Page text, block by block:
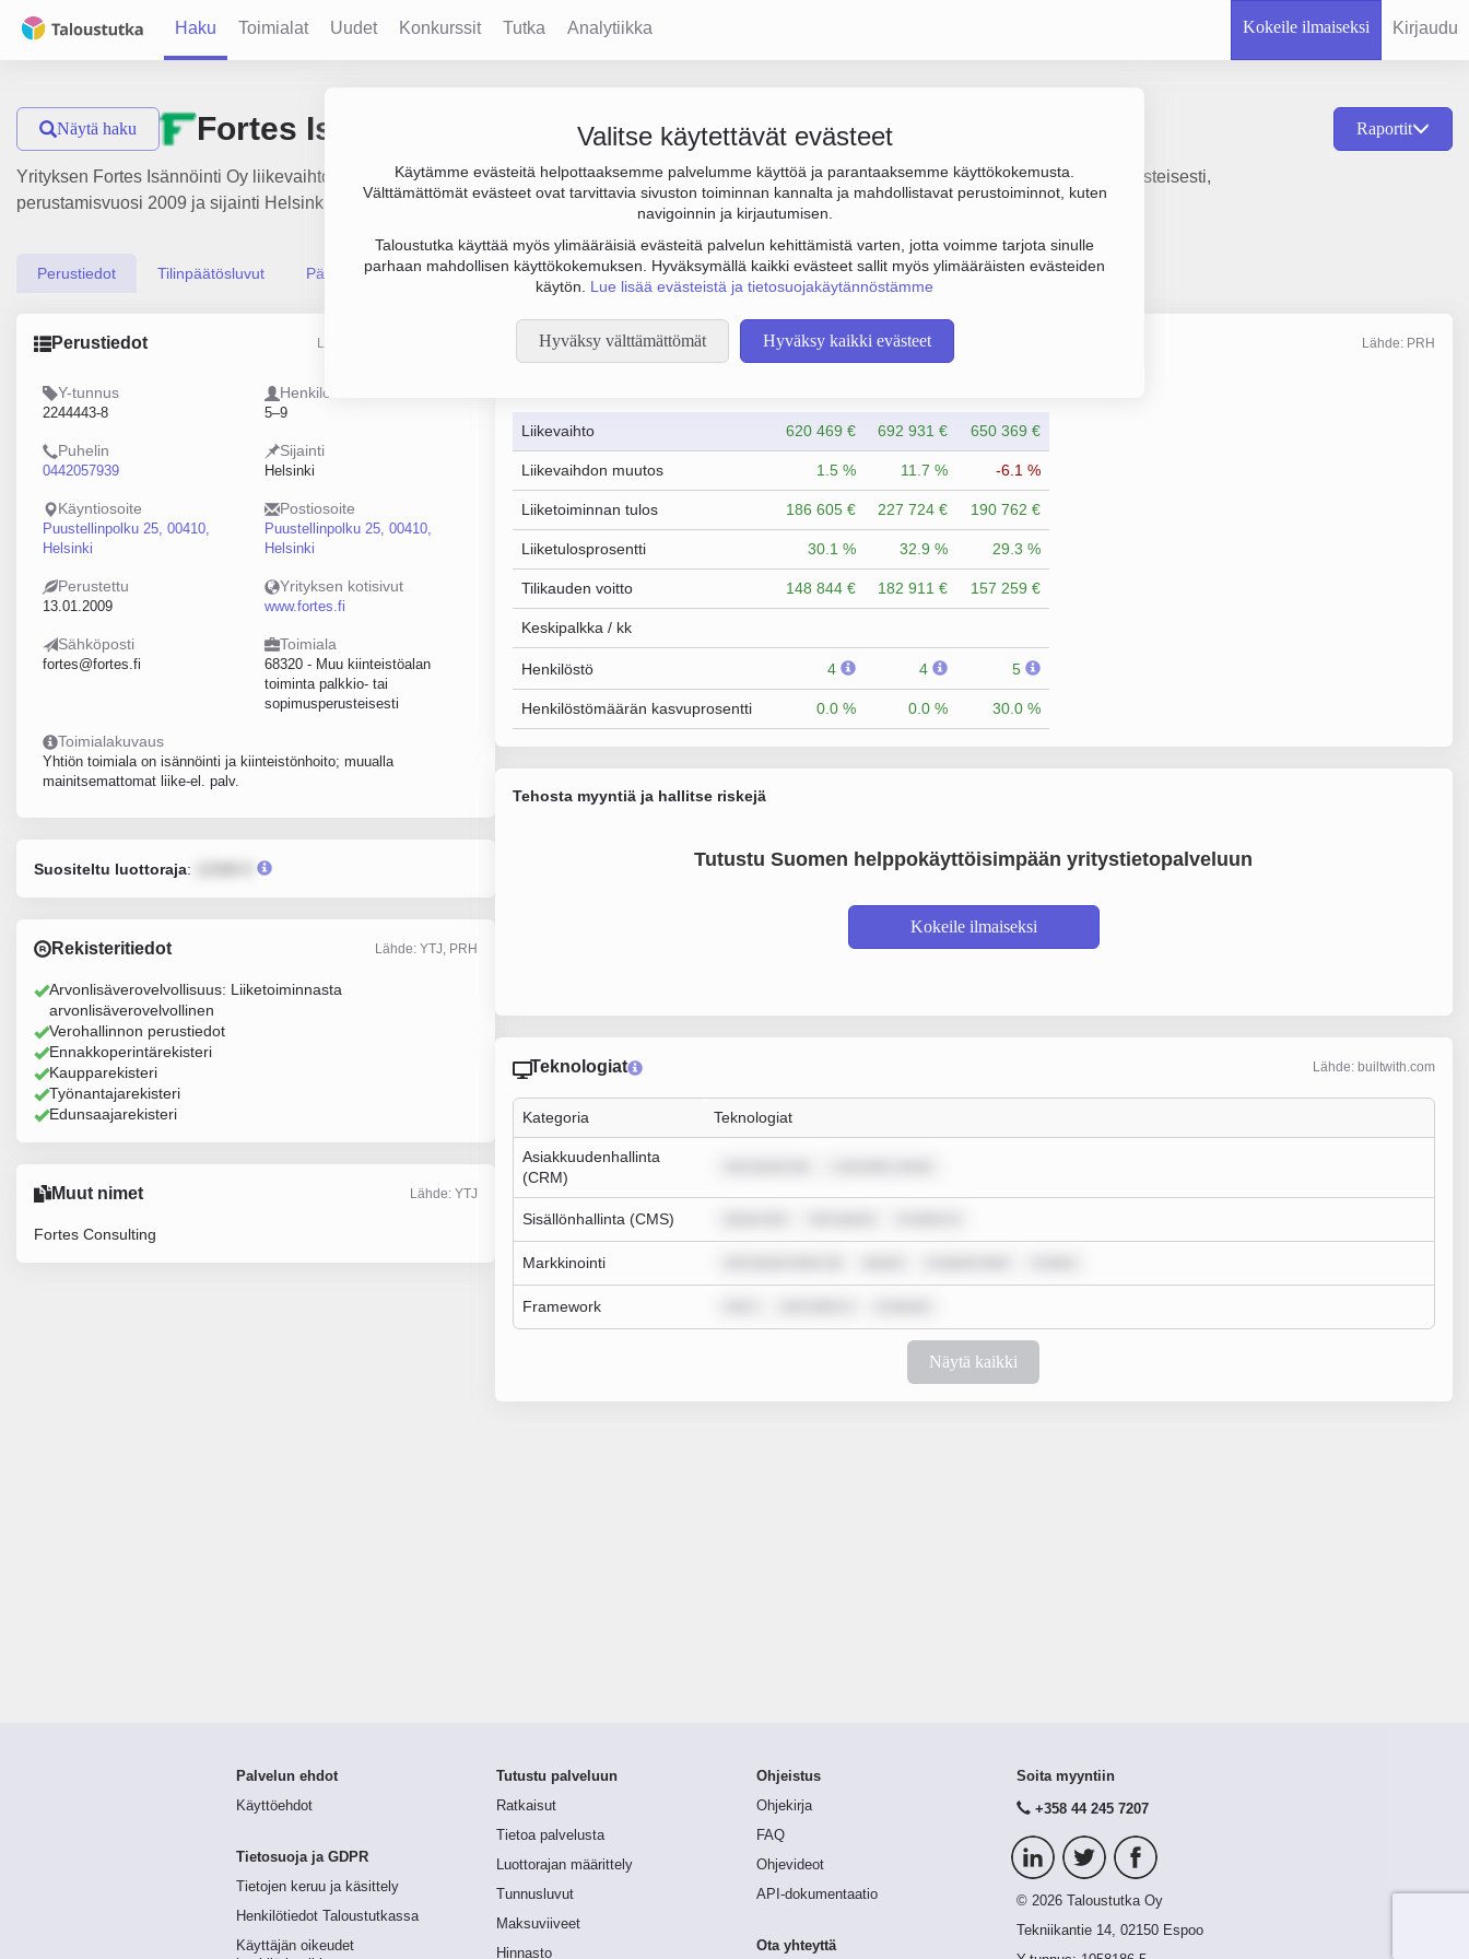
Haku Toimialat Uudet Konkurssit Tutka Analytiikka Kokeile ilmaiseksi Kirjaudu
Valitse käytettävät evästeet
Käytämme evästeitä helpottaaksemme palvelumme käyttöä ja parantaaksemme käyttökokemusta.
Välttämättömät evästeet ovat tarvittavia sivuston toiminnan kannalta ja mahdollistavat perustoiminnot, kuten
navigoinnin ja kirjautumisen.
Taloustutka käyttää myös ylimääräisiä evästeitä palvelun kehittämistä varten, jotta voimme tarjota sinulle
parhaan mahdollisen käyttökokemuksen. Hyväksymällä kaikki evästeet sallit myös ylimääräisten evästeiden
käytön. Lue lisää evästeistä ja tietosuojakäytännöstämme
Hyväksy välttämättömät Hyväksy kaikki evästeet
Näytä haku Fortes Isännöinti Oy Raportit
Yrityksen Fortes Isännöinti Oy liikevaihto on 650 000 € ja tulos 191 000 €. Sen päätoimiala on Muu kiinteistöalan toiminta palkkio- tai sopimusperusteisesti,
perustamisvuosi 2009 ja sijainti Helsinki. Yrityksen yhtiömuoto Osakeyhtiö (OY).
Perustiedot Tilinpäätösluvut Päättäjätiedot
Perustiedot Lähde: YTJ, PRH, Traficom
Y-tunnus
2244443-8
Henkilöstömäärä
5–9
Puhelin
0442057939
Sijainti
Helsinki
Käyntiosoite
Puustellinpolku 25, 00410,
Helsinki
Postiosoite
Puustellinpolku 25, 00410,
Helsinki
Perustettu
13.01.2009
Yrityksen kotisivut
www.fortes.fi
Sähköposti
fortes@fortes.fi
Toimiala
68320 - Muu kiinteistöalan
toiminta palkkio- tai
sopimusperusteisesti
Toimialakuvaus
Yhtiön toimiala on isännöinti ja kiinteistönhoito; muualla
mainitsemattomat liike-el. palv.
Suositeltu luottoraja:
Rekisteritiedot Lähde: YTJ, PRH
Arvonlisäverovelvollisuus: Liiketoiminnasta
arvonlisäverovelvollinen
Verohallinnon perustiedot
Ennakkoperintärekisteri
Kaupparekisteri
Työnantajarekisteri
Edunsaajarekisteri
Muut nimet Lähde: YTJ
Fortes Consulting
Taloustiedot Lähde: PRH
Liikevaihto 620 469 € 692 931 € 650 369 €
Liikevaihdon muutos 1.5 % 11.7 % -6.1 %
Liiketoiminnan tulos 186 605 € 227 724 € 190 762 €
Liiketulosprosentti 30.1 % 32.9 % 29.3 %
Tilikauden voitto 148 844 € 182 911 € 157 259 €
Keskipalkka / kk
Henkilöstö 4 4 5
Henkilöstömäärän kasvuprosentti 0.0 % 0.0 % 30.0 %
Tehosta myyntiä ja hallitse riskejä
Tutustu Suomen helppokäyttöisimpään yritystietopalveluun
Kokeile ilmaiseksi
Teknologiat Lähde: builtwith.com
Kategoria Teknologiat
Asiakkuudenhallinta
(CRM)
Sisällönhallinta (CMS)
Markkinointi
Framework
Näytä kaikki
Palvelun ehdot
Käyttöehdot
Tietosuoja ja GDPR
Tietojen keruu ja käsittely
Henkilötiedot Taloustutkassa
Käyttäjän oikeudet
Tutustu palveluun
Ratkaisut
Tietoa palvelusta
Luottorajan määrittely
Tunnusluvut
Maksuviiveet
Hinnasto
Ohjeistus
Ohjekirja
FAQ
Ohjevideot
API-dokumentaatio
Ota yhteyttä
Soita myyntiin
+358 44 245 7207
© 2026 Taloustutka Oy
Tekniikantie 14, 02150 Espoo